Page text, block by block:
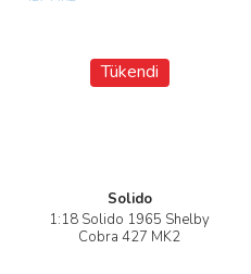
Tükendi
Solido
1:18 Solido 1965 Shelby
Cobra 427 MK2